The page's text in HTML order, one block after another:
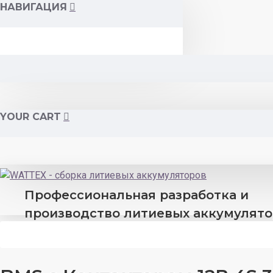
НАВИГАЦИЯ
YOUR CART
Профессиональная разработка и
производство литиевых